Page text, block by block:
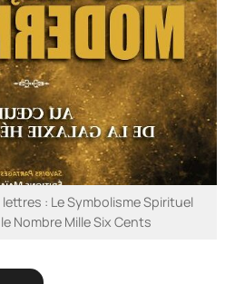
: Le Symbolisme Spirituel
Nombre Mille Six Cents